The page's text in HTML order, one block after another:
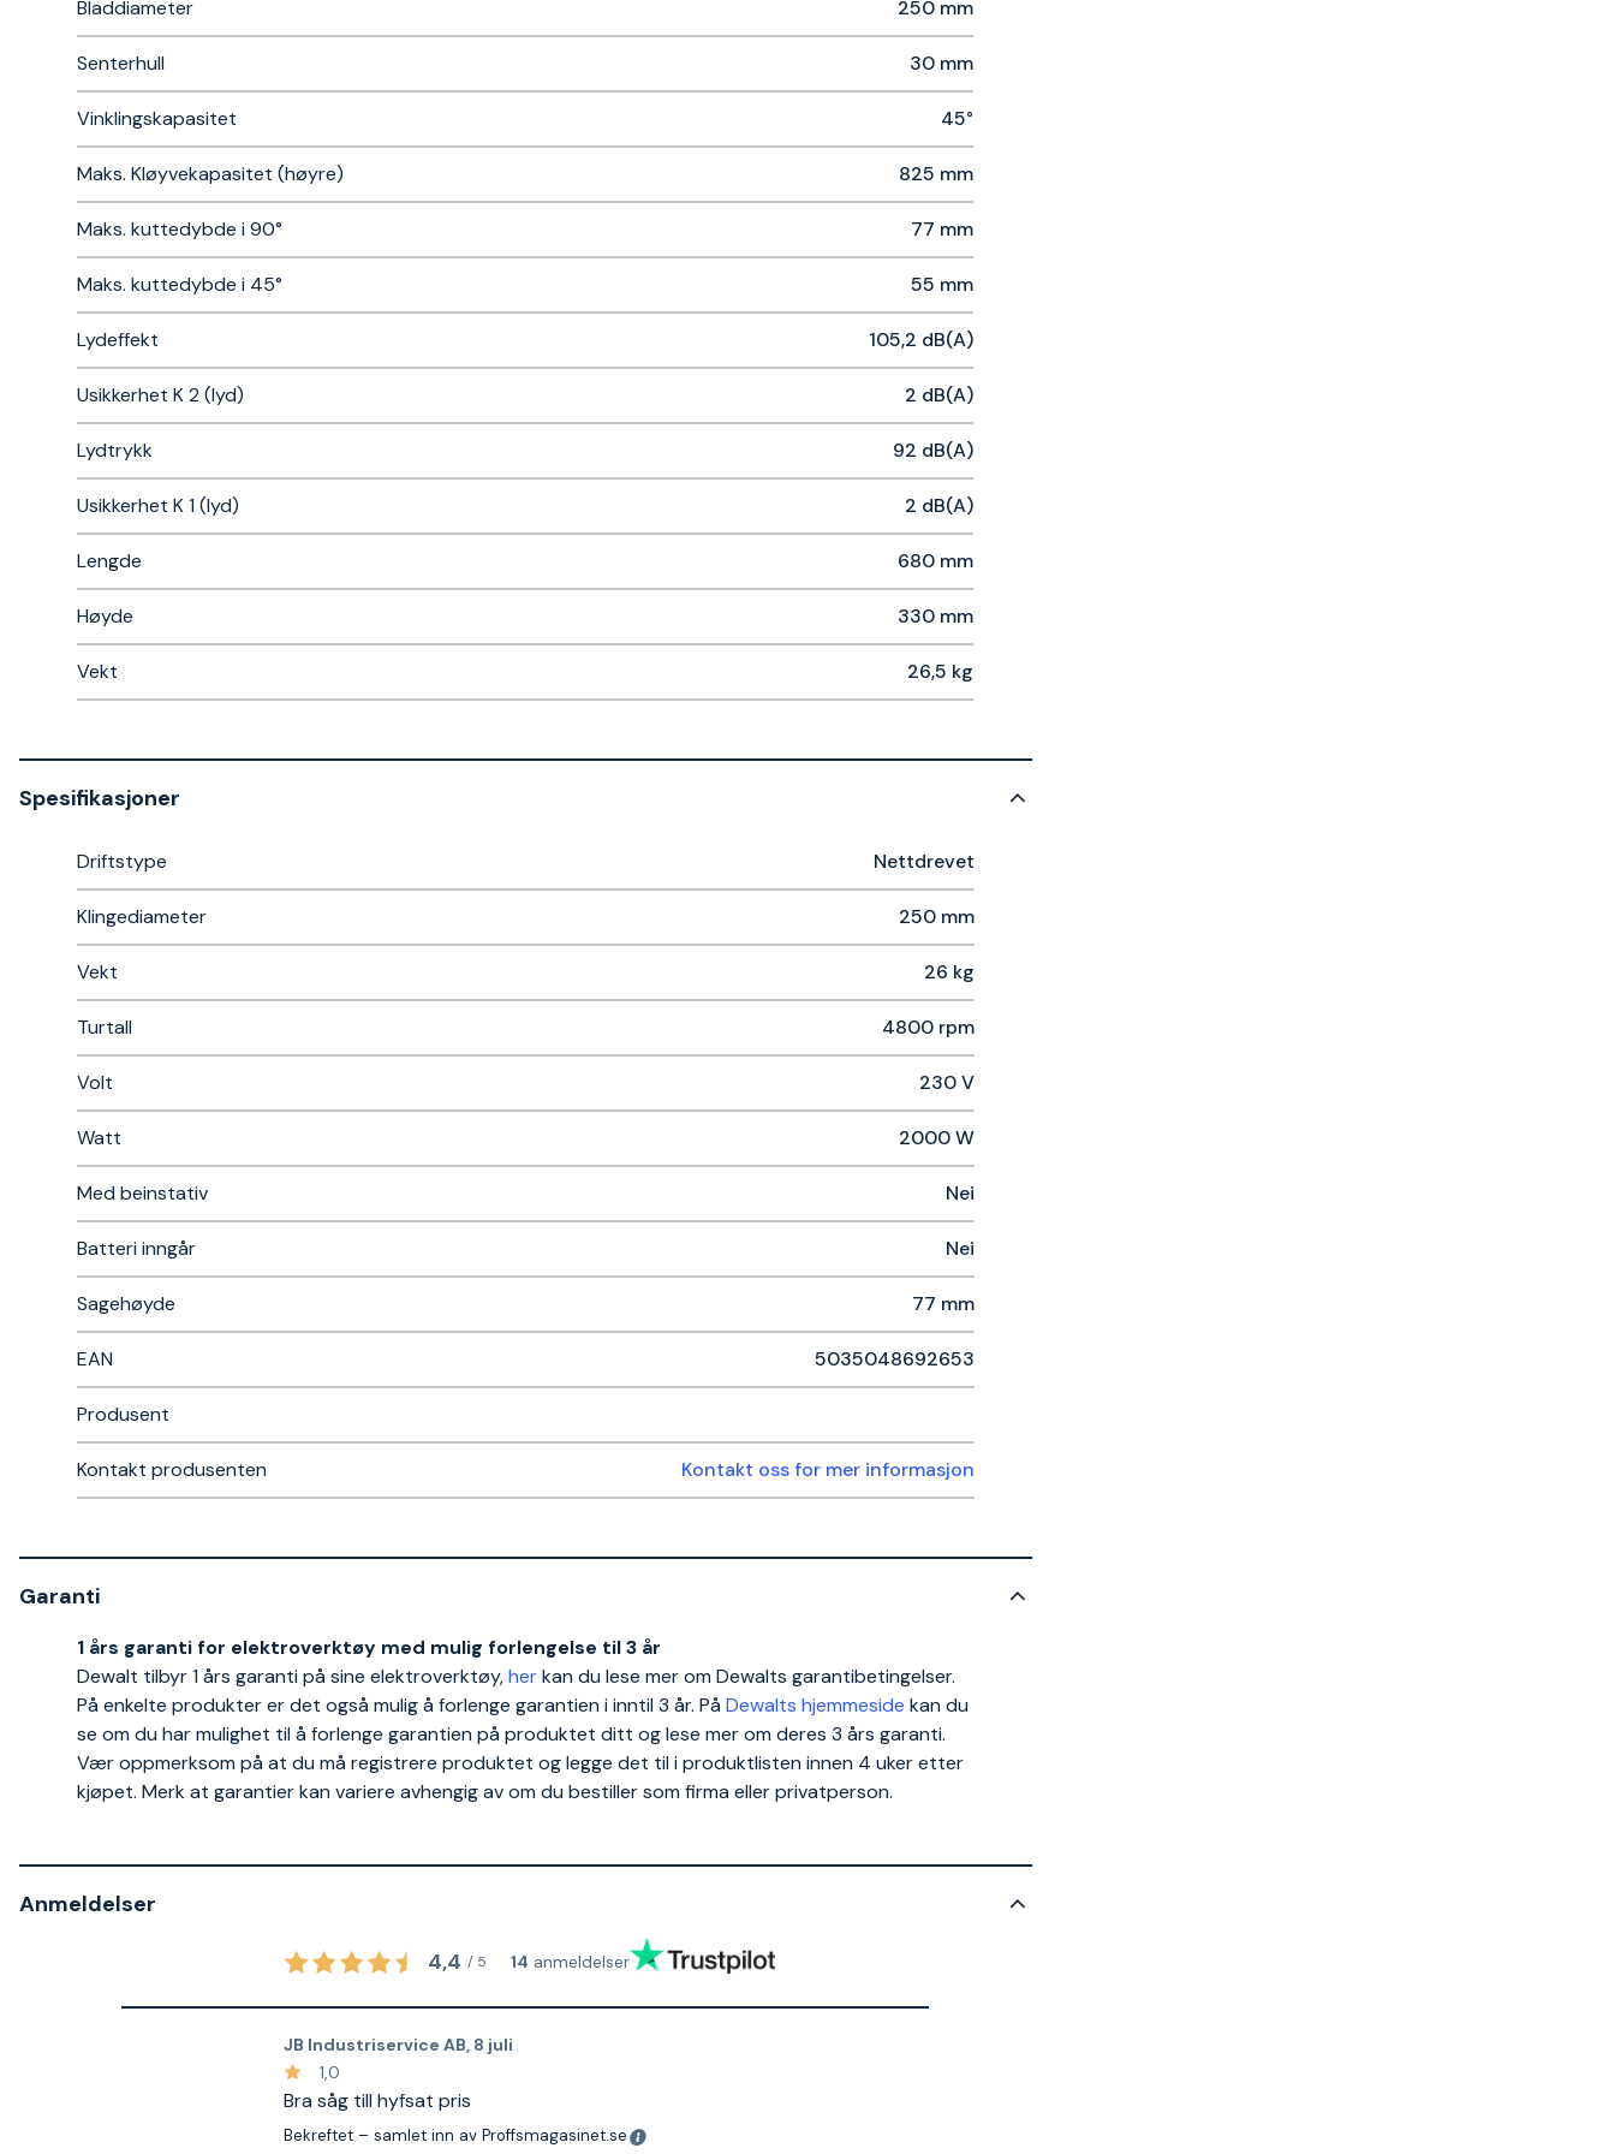
Bladdiameter 250 mm
Senterhull 30 mm
Vinklingskapasitet 45°
Maks. Kløyvekapasitet (høyre) 825 mm
Maks. kuttedybde i 90° 77 mm
Maks. kuttedybde i 45° 55 mm
Lydeffekt 105,2 dB(A)
Usikkerhet K 2 (lyd) 2 dB(A)
Lydtrykk 92 dB(A)
Usikkerhet K 1 (lyd) 2 dB(A)
Lengde 680 mm
Høyde 330 mm
Vekt 26,5 kg
Spesifikasjoner
Driftstype Nettdrevet
Klingediameter 250 mm
Vekt 26 kg
Turtall 4800 rpm
Volt 230 V
Watt 2000 W
Med beinstativ Nei
Batteri inngår Nei
Sagehøyde 77 mm
EAN 5035048692653
Produsent
Kontakt produsenten Kontakt oss for mer informasjon
Garanti
1 års garanti for elektroverktøy med mulig forlengelse til 3 år
Dewalt tilbyr 1 års garanti på sine elektroverktøy,herkan du lese mer om Dewalts garantibetingelser.
På enkelte produkter er det også mulig å forlenge garantien i inntil 3 år. På Dewalts hjemmeside kan du
se om du har mulighet til å forlenge garantien på produktet ditt og lese mer om deres 3 års garanti.
Vær oppmerksom på at du må registrere produktet og legge det til i produktlisten innen 4 uker etter
kjøpet. Merk at garantier kan variere avhengig av om du bestiller som firma eller privatperson.
Anmeldelser
4,4 / 5 14 anmeldelser
JB Industriservice AB, 8 juli
1,0
Bra såg till hyfsat pris
Bekreftet – samlet inn av Proffsmagasinet.se